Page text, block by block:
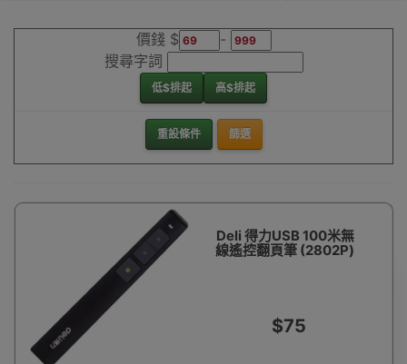
價錢 $
-
搜尋字詞
低$排起 高$排起
重設條件 篩選
Deli 得力USB 100米無
線遙控翻頁筆 (2802P)
$75